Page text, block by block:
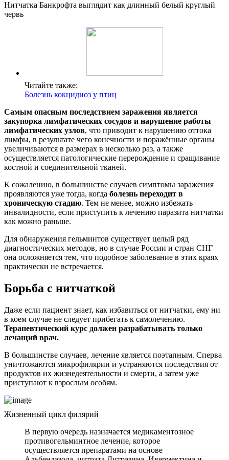
Нитчатка Банкрофта выглядит как длинный белый круглый
червь
Читайте также:
Болезнь кокцидиоз у птиц
Самым опасным последствием заражения является
закупорка лимфатических сосудов и нарушение работы
лимфатических узлов, что приводит к нарушению оттока
лимфы, в результате чего конечности и поражённые органы
увеличиваются в размерах в несколько раз, а также
осуществляется патологические перерождение и сращивание
костной и соединительной тканей.
К сожалению, в большинстве случаев симптомы заражения
проявляются уже тогда, когда болезнь переходит в
хроническую стадию. Тем не менее, можно избежать
инвалидности, если приступить к лечению паразита нитчатки
как можно раньше.
Для обнаружения гельминтов существует целый ряд
диагностических методов, но в случае России и стран СНГ
она осложняется тем, что подобное заболевание в этих краях
практически не встречается.
Борьба с нитчаткой
Даже если пациент знает, как избавиться от нитчатки, ему ни
в коем случае не следует прибегать к самолечению.
Терапевтический курс должен разрабатывать только
лечащий врач.
В большинстве случаев, лечение является поэтапным. Сперва
уничтожаются микрофилярии и устраняются последствия от
продуктов их жизнедеятельности и смерти, а затем уже
приступают к взрослым особям.
Жизненный цикл филярий
В первую очередь назначается медикаментозное
противогельминтное лечение, которое
осуществляется препаратами на основе